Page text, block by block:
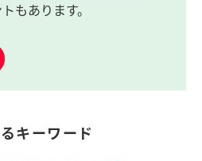
もあります。
キーワード